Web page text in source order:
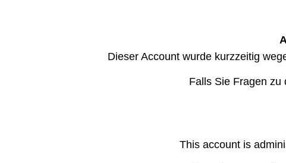
Dieser Account wurde kurzzeitig
Falls Sie Fragen zu
This account is